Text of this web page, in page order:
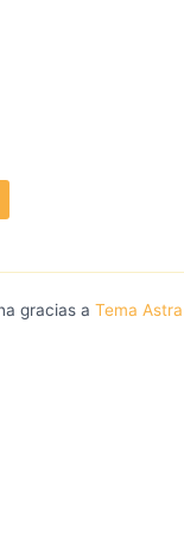
gracias a Tema Astra